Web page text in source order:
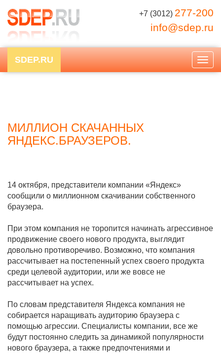
+7 (3012) 277-200
info@sdep.ru
SDEP.RU
МИЛЛИОН СКАЧАННЫХ
ЯНДЕКС.БРАУЗЕРОВ.
14 октября, представители компании «Яндекс»
сообщили о миллионном скачивании собственного
браузера.
При этом компания не торопится начинать агрессивное
продвижение своего нового продукта, выглядит
довольно противоречиво. Возможно, что компания
рассчитывает на постепенный успех своего продукта
среди целевой аудитории, или же вовсе не
рассчитывает на успех.
По словам представителя Яндекса компания не
собирается наращивать аудиторию браузера с
помощью агрессии. Специалисты компании, все же
будут постоянно следить за динамикой популярности
нового браузера, а также предпочтениями и